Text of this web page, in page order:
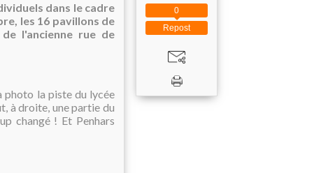
dans le cadre
les 16 pavillons de
l'ancienne rue de
photo la piste du lycée
à droite, une partie du
changé ! Et Penhars
Repost
0